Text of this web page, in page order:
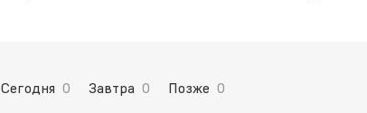
Сегодня 0 Завтра 0 Позже 0